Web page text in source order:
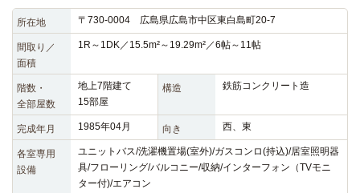
所在地 〒730-0004 広島県広島市中区東白島町20-7
間取り／
面積
1R～1DK／15.5m²～19.29m²／6帖～11帖
階数・
全部屋数
地上7階建て
15部屋
構造 鉄筋コンクリート造
完成年月 1985年04月 向き 西、東
各室専用
設備
ユニットバス/洗濯機置場(室外)/ガスコンロ(持込)/居室照明器
具/フローリング/バルコニー/収納/インターフォン（TVモニ
ター付)/エアコン